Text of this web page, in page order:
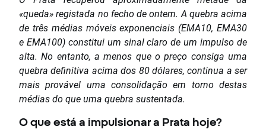
«queda» registada no fecho de ontem. A quebra acima
de três médias móveis exponenciais (EMA10, EMA30
e EMA100) constitui um sinal claro de um impulso de
alta. No entanto, a menos que o preço consiga uma
quebra definitiva acima dos 80 dólares, continua a ser
mais provável uma consolidação em torno destas
médias do que uma quebra sustentada.
O que está a impulsionar a Prata hoje?